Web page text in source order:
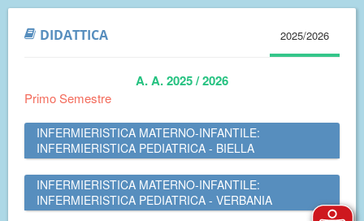
DIDATTICA 2025/2026
A. A. 2025 / 2026
Primo Semestre
INFERMIERISTICA MATERNO-INFANTILE:
INFERMIERISTICA PEDIATRICA - BIELLA
INFERMIERISTICA MATERNO-INFANTILE:
INFERMIERISTICA PEDIATRICA - VERBANIA